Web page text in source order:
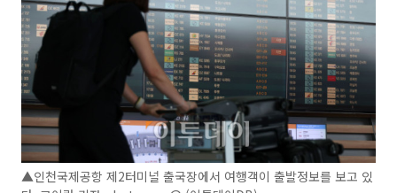
▲인천국제공항 제2터미널 출국장에서 여행객이 출발정보를 보고 있